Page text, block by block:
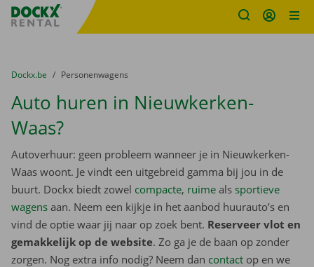
Fratello DEMO
U bevindt zich hier:
van
Dockx.be naar
Personenwagens
Auto huren in Nieuwkerken-
Waas?
Autoverhuur: geen probleem wanneer je in Nieuwkerken-
Waas woont. Je vindt een uitgebreid gamma bij jou in de
buurt. Dockx biedt zowel compacte, ruime als sportieve
wagens aan. Neem een kijkje in het aanbod huurauto’s en
vind de optie waar jij naar op zoek bent. Reserveer vlot en
gemakkelijk op de website. Zo ga je de baan op zonder
zorgen. Nog extra info nodig? Neem dan contact op en we